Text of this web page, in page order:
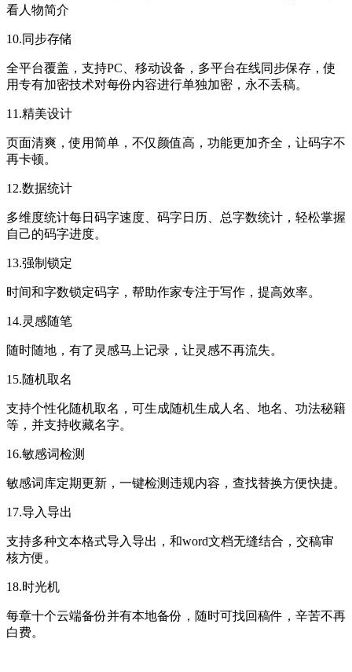
看人物简介
10.同步存储
全平台覆盖，支持PC、移动设备，多平台在线同步保存，使
用专有加密技术对每份内容进行单独加密，永不丢稿。
11.精美设计
页面清爽，使用简单，不仅颜值高，功能更加齐全，让码字不
再卡顿。
12.数据统计
多维度统计每日码字速度、码字日历、总字数统计，轻松掌握
自己的码字进度。
13.强制锁定
时间和字数锁定码字，帮助作家专注于写作，提高效率。
14.灵感随笔
随时随地，有了灵感马上记录，让灵感不再流失。
15.随机取名
支持个性化随机取名，可生成随机生成人名、地名、功法秘籍
等，并支持收藏名字。
16.敏感词检测
敏感词库定期更新，一键检测违规内容，查找替换方便快捷。
17.导入导出
支持多种文本格式导入导出，和word文档无缝结合，交稿审
核方便。
18.时光机
每章十个云端备份并有本地备份，随时可找回稿件，辛苦不再
白费。